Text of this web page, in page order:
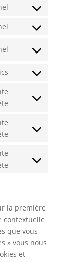
woocommerce
Consent
wordpress
Consent
service
Consent
service
(elegant-
Consent
service
Consent
service
Consent
service
Consent
la première
contextuelle
que vous
» vous nous
et